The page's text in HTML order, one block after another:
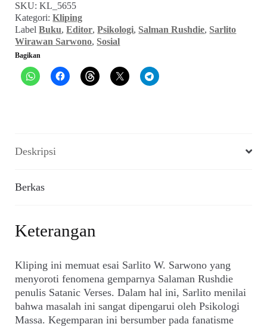
Menghitung
Emosi
Massa
(Editor
No.
29,
SKU:KL_5655
Kategori:Kliping
LabelBuku,Editor,Psikologi, Salman Rushdie, Sarlito
Wirawan Sarwono, Sosial
Bagikan
Deskripsi
Berkas
Keterangan
Kliping ini memuat esai Sarlito W. Sarwono yang
menyoroti fenomena gemparnya Salaman Rushdie
penulis Satanic Verses. Dalam hal ini, Sarlito menilai
bahwa masalah ini sangat dipengarui oleh Psikologi
Massa. Kegemparan ini bersumber pada fanatisme